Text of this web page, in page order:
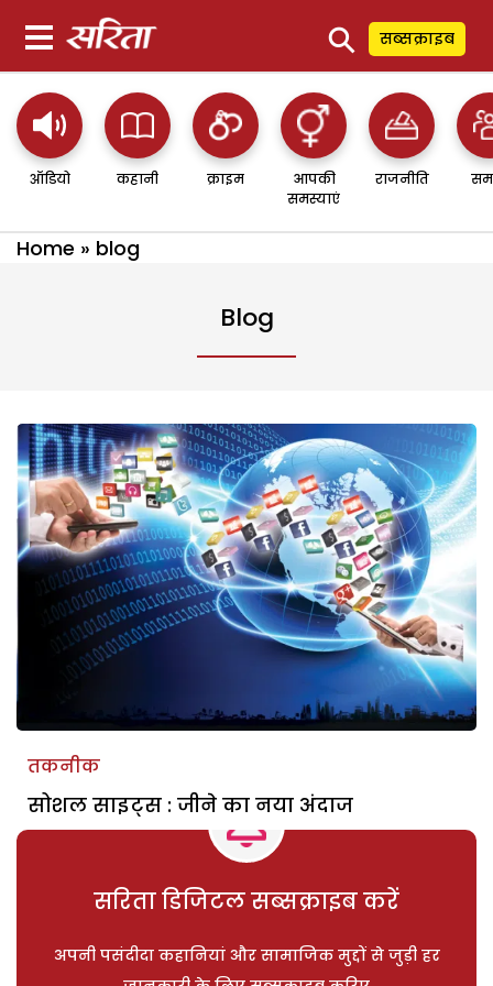
⚲ सब्सक्राइब
ऑडियो कहानी क्राइम
आपकी
समस्याएं
राजनीति
Home » blog
Blog
तकनीक
सोशल साइट्स : जीने का नया अंदाज
सरिता डिजिटल सब्सक्राइब करें
अपनी पसंदीदा कहानियां और सामाजिक मुद्दों से जुड़ी हर